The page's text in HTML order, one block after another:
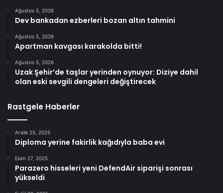
Ağustos 5, 2026
Dev bankadan ezberleri bozan altın tahmini
Ağustos 5, 2026
Apartman kavgası karakolda bitti!
Ağustos 5, 2026
Uzak Şehir’de taşlar yerinden oynuyor: Diziye dahil
olan eski sevgili dengeleri değiştirecek
Rastgele Haberler
Aralık 25, 2025
Diploma yerine fakirlik kağıdıyla baba evi
Ekim 27, 2025
Parazero hisseleri yeni DefendAir siparişi sonrası
yükseldi